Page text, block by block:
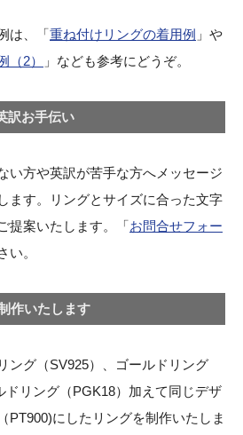
は、「重ね付けリングの着用例 」や
（2） 」なども参考にどうぞ。
訳お手伝い
い方や英訳が苦手な方へメッセージ
ます。リングとサイズに合った文字
提案いたします。「お問合せフォー
い。
作いたします
ング（SV925）、ゴールドリング
ドリング（PGK18）加えて同じデザ
PT900)にしたリングを制作いたしま